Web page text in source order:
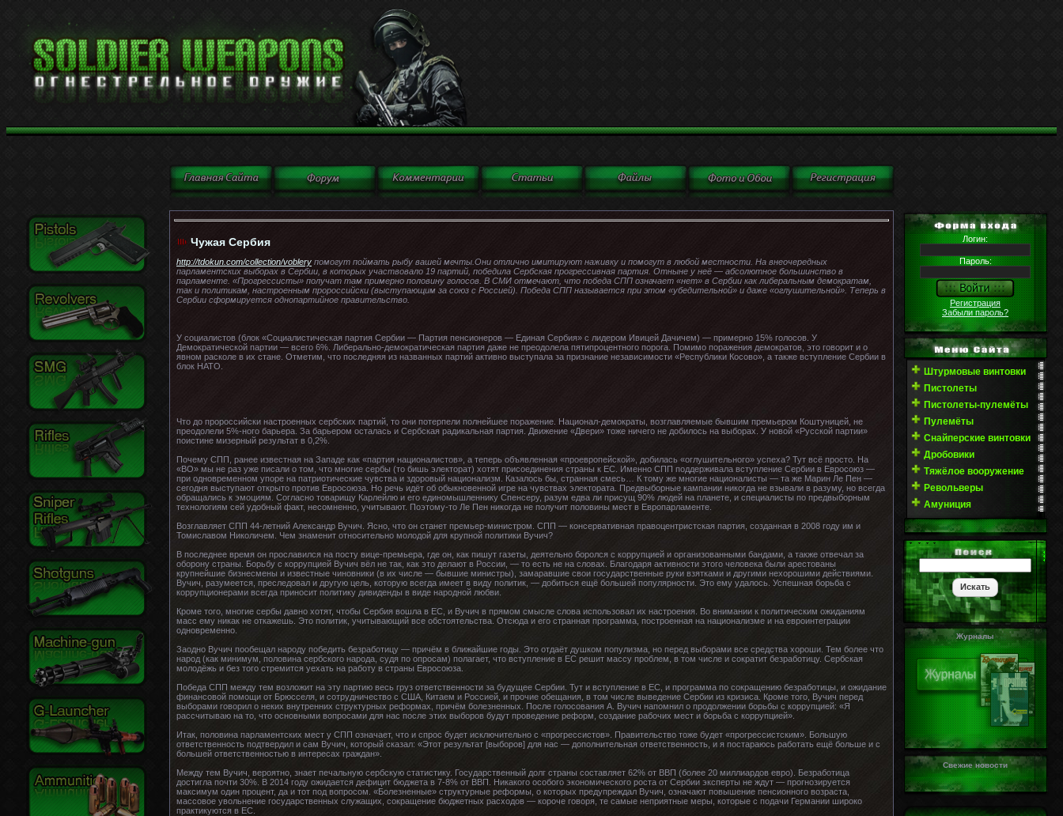
Чужая Сербия
http://tdokun.com/collection/voblery помогут поймать рыбу вашей мечты.Они отлично имитируют наживку и помогут в любой местности. На внеочередных
парламентских выборах в Сербии, в которых участвовало 19 партий, победила Сербская прогрессивная партия. Отныне у неё — абсолютное большинство в
парламенте. «Прогрессисты» получат там примерно половину голосов. В СМИ отмечают, что победа СПП означает «нет» в Сербии как либеральным демократам,
так и политикам, настроенным пророссийски (выступающим за союз с Россией). Победа СПП называется при этом «убедительной» и даже «оглушительной». Теперь в
Сербии сформируется однопартийное правительство.
У социалистов (блок «Социалистическая партия Сербии — Партия пенсионеров — Единая Сербия» с лидером Ивицей Дачичем) — примерно 15% голосов. У
Демократической партии — всего 6%. Либерально-демократическая партия даже не преодолела пятипроцентного порога. Помимо поражения демократов, это говорит и о
явном расколе в их стане. Отметим, что последняя из названных партий активно выступала за признание независимости «Республики Косово», а также вступление Сербии в
блок НАТО.
Что до пророссийски настроенных сербских партий, то они потерпели полнейшее поражение. Национал-демократы, возглавляемые бывшим премьером Коштуницей, не
преодолели 5%-ного барьера. За барьером осталась и Сербская радикальная партия. Движение «Двери» тоже ничего не добилось на выборах. У новой «Русской партии»
поистине мизерный результат в 0,2%.
Почему СПП, ранее известная на Западе как «партия националистов», а теперь объявленная «проевропейской», добилась «оглушительного» успеха? Тут всё просто. На
«ВО» мы не раз уже писали о том, что многие сербы (то бишь электорат) хотят присоединения страны к ЕС. Именно СПП поддерживала вступление Сербии в Евросоюз —
при одновременном упоре на патриотические чувства и здоровый национализм. Казалось бы, странная смесь… К тому же многие националисты — та же Марин Ле Пен —
сегодня выступают открыто против Евросоюза. Но речь идёт об обыкновенной игре на чувствах электората. Предвыборные кампании никогда не взывали в разуму, но всегда
обращались к эмоциям. Согласно товарищу Карлейлю и его единомышленнику Спенсеру, разум едва ли присущ 90% людей на планете, и специалисты по предвыборным
технологиям сей удобный факт, несомненно, учитывают. Поэтому-то Ле Пен никогда не получит половины мест в Европарламенте.
Возглавляет СПП 44-летний Александр Вучич. Ясно, что он станет премьер-министром. СПП — консервативная правоцентристская партия, созданная в 2008 году им и
Томиславом Николичем. Чем знаменит относительно молодой для крупной политики Вучич?
В последнее время он прославился на посту вице-премьера, где он, как пишут газеты, деятельно боролся с коррупцией и организованными бандами, а также отвечал за
оборону страны. Борьбу с коррупцией Вучич вёл не так, как это делают в России, — то есть не на словах. Благодаря активности этого человека были арестованы
крупнейшие бизнесмены и известные чиновники (в их числе — бывшие министры), замаравшие свои государственные руки взятками и другими нехорошими действиями.
Вучич, разумеется, преследовал и другую цель, которую всегда имеет в виду политик, — добиться ещё большей популярности. Это ему удалось. Успешная борьба с
коррупционерами всегда приносит политику дивиденды в виде народной любви.
Кроме того, многие сербы давно хотят, чтобы Сербия вошла в ЕС, и Вучич в прямом смысле слова использовал их настроения. Во внимании к политическим ожиданиям
масс ему никак не откажешь. Это политик, учитывающий все обстоятельства. Отсюда и его странная программа, построенная на национализме и на евроинтеграции
одновременно.
Заодно Вучич пообещал народу победить безработицу — причём в ближайшие годы. Это отдаёт душком популизма, но перед выборами все средства хороши. Тем более что
народ (как минимум, половина сербского народа, судя по опросам) полагает, что вступление в ЕС решит массу проблем, в том числе и сократит безработицу. Сербская
молодёжь и без того стремится уехать на работу в страны Евросоюза.
Победа СПП между тем возложит на эту партию весь груз ответственности за будущее Сербии. Тут и вступление в ЕС, и программа по сокращению безработицы, и ожидание
финансовой помощи от Брюсселя, и сотрудничество с США, Китаем и Россией, и прочие обещания, в том числе выведение Сербии из кризиса. Кроме того, Вучич перед
выборами говорил о неких внутренних структурных реформах, причём болезненных. После голосования А. Вучич напомнил о продолжении борьбы с коррупцией: «Я
рассчитываю на то, что основными вопросами для нас после этих выборов будут проведение реформ, создание рабочих мест и борьба с коррупцией».
Итак, половина парламентских мест у СПП означает, что и спрос будет исключительно с «прогрессистов». Правительство тоже будет «прогрессистским». Большую
ответственность подтвердил и сам Вучич, который сказал: «Этот результат [выборов] для нас — дополнительная ответственность, и я постараюсь работать ещё больше и с
большей ответственностью в интересах граждан».
Между тем Вучич, вероятно, знает печальную сербскую статистику. Государственный долг страны составляет 62% от ВВП (более 20 миллиардов евро). Безработица
достигла почти 30%. В 2014 году ожидается дефицит бюджета в 7-8% от ВВП. Никакого особого экономического роста от Сербии эксперты не ждут — прогнозируется
максимум один процент, да и тот под вопросом. «Болезненные» структурные реформы, о которых предупреждал Вучич, означают повышение пенсионного возраста,
массовое увольнение государственных служащих, сокращение бюджетных расходов — короче говоря, те самые неприятные меры, которые с подачи Германии широко
практикуются в ЕС.
Логин:
Пароль:
Регистрация
Забыли пароль?
Штурмовые винтовки
Пистолеты
Пистолеты-пулемёты
Пулемёты
Снайперские винтовки
Дробовики
Тяжёлое вооружение
Револьверы
Амуниция
Журналы
Свежие новости